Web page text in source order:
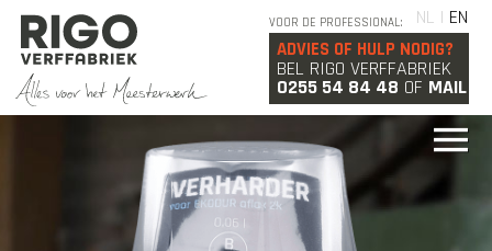
NL | EN
VOOR DE PROFESSIONAL:
ADVIES OF HULP NODIG?
BEL RIGO VERFFABRIEK
0255 54 84 48 OF MAIL